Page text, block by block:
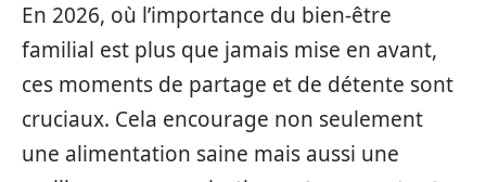
En 2026, où l’importance du bien-être
familial est plus que jamais mise en avant,
ces moments de partage et de détente sont
cruciaux. Cela encourage non seulement
une alimentation saine mais aussi une